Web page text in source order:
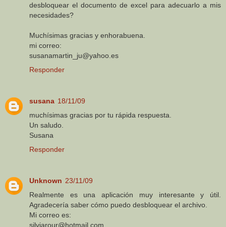
desbloquear el documento de excel para adecuarlo a mis
necesidades?
Muchísimas gracias y enhorabuena.
mi correo:
susanamartin_ju@yahoo.es
Responder
susana 18/11/09
muchísimas gracias por tu rápida respuesta.
Un saludo.
Susana
Responder
Unknown 23/11/09
Realmente es una aplicación muy interesante y útil.
Agradecería saber cómo puedo desbloquear el archivo.
Mi correo es:
silviarour@hotmail.com